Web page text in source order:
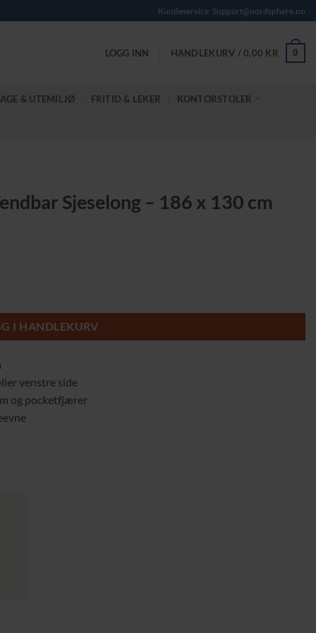
Kundeservice: Support@nordsphere.no
LOGG INN HANDLEKURV /0,00 KR 0
& UTEMILJØ FRITID & LEKER KONTORSTOLER
Sjeselong – 186 x 130 cm
I HANDLEKURV
venstre side
og pocketfjærer